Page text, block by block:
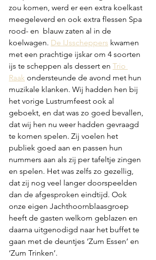
zou komen, werd er een extra koelkast
meegeleverd en ook extra flessen Spa
rood- en  blauw zaten al in de
koelwagen. De IJsscheppers kwamen
met een prachtige ijskar om 4 soorten
ijs te scheppen als dessert en Trio
Raak ondersteunde de avond met hun
muzikale klanken. Wij hadden hen bij
het vorige Lustrumfeest ook al
geboekt, en dat was zo goed bevallen,
dat wij hen nu weer hadden gevraagd
te komen spelen. Zij voelen het
publiek goed aan en passen hun
nummers aan als zij per tafeltje zingen
en spelen. Het was zelfs zo gezellig,
dat zij nog veel langer doorspeelden
dan de afgesproken eindtijd. Ook
onze eigen Jachthoornblaasgroep
heeft de gasten welkom geblazen en
daarna uitgenodigd naar het buffet te
gaan met de deuntjes ‘Zum Essen’ en
‘Zum Trinken’.